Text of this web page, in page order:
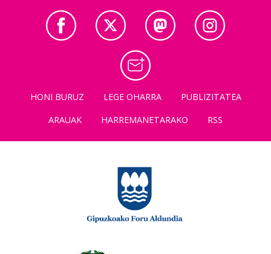
HONI BURUZ LEGE OHARRA
PUBLIZITATEA
ARAUAK
HARREMANETARAKO RSS